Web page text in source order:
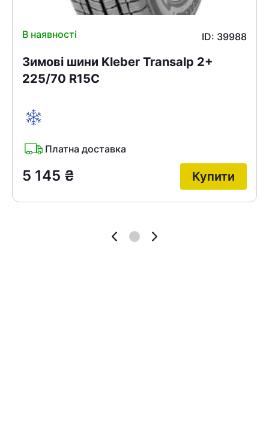
В наявності ID: 39988
Зимові шини Kleber Transalp 2+
225/70 R15C
Платна доставка
5 145 ₴ Купити